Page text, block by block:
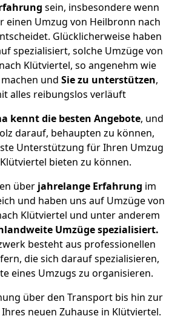
sein, insbesondere wenn
einen Umzug von Heilbronn nach
Glücklicherweise haben
spezialisiert, solche Umzüge von
Klütviertel, so angenehm wie
und Sie zu unterstützen,
alles reibungslos verläuft
kennt die besten Angebote, und
darauf, behaupten zu können,
Unterstützung für Ihren Umzug
bieten zu können.
überjahrelange Erfahrung im
und haben uns auf Umzüge von
Klütviertel und unter anderem
Umzüge spezialisiert.
besteht aus professionellen
die sich darauf spezialisieren,
eines Umzugs zu organisieren.
über den Transport bis hin zur
neuen Zuhause in Klütviertel.